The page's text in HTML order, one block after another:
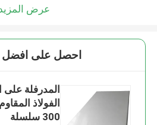
عرض
احصل على
الفولاذ
300 سلسلة